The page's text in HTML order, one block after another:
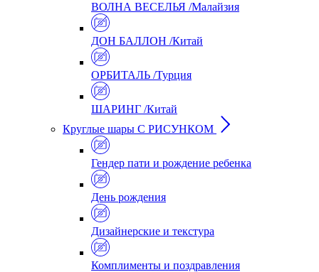
ВОЛНА ВЕСЕЛЬЯ /Малайзия
ДОН БАЛЛОН /Китай
ОРБИТАЛЬ /Турция
ШАРИНГ /Китай
Круглые шары С РИСУНКОМ
Гендер пати и рождение ребенка
День рождения
Дизайнерские и текстура
Комплименты и поздравления